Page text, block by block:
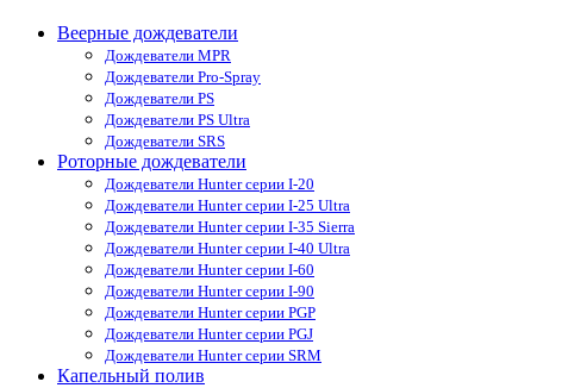
Веерные дождеватели
Дождеватели MPR
Дождеватели Pro-Spray
Дождеватели PS
Дождеватели PS Ultra
Дождеватели SRS
Роторные дождеватели
Дождеватели Hunter серии I-20
Дождеватели Hunter серии I-25 Ultra
Дождеватели Hunter серии I-35 Sierra
Дождеватели Hunter серии I-40 Ultra
Дождеватели Hunter серии I-60
Дождеватели Hunter серии I-90
Дождеватели Hunter серии PGP
Дождеватели Hunter серии PGJ
Дождеватели Hunter серии SRM
Капельный полив